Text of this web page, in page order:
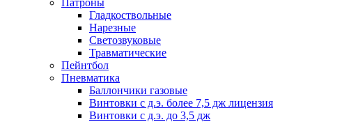
Патроны
Гладкоствольные
Нарезные
Светозвуковые
Травматические
Пейнтбол
Пневматика
Баллончики газовые
Винтовки с д.э. более 7,5 дж лицензия
Винтовки с д.э. до 3,5 дж